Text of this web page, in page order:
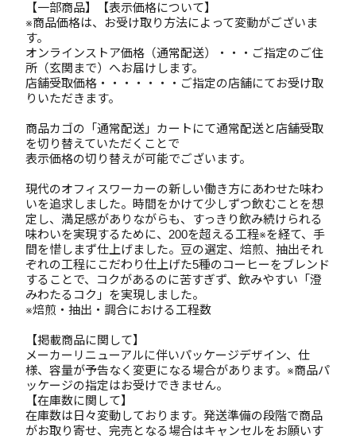
【一部商品】【表示価格について】
※商品価格は、お受け取り方法によって変動がございま
す。
オンラインストア価格（通常配送）・・・ご指定のご住
所（玄関まで）へお届けします。
店舗受取価格・・・・・・・ご指定の店舗にてお受け取
りいただきます。
商品カゴの「通常配送」カートにて通常配送と店舗受取
を切り替えていただくことで
表示価格の切り替えが可能でございます。
現代のオフィスワーカーの新しい働き方にあわせた味わ
いを追求しました。時間をかけて少しずつ飲むことを想
定し、満足感がありながらも、すっきり飲み続けられる
味わいを実現するために、200を超える工程※を経て、手
間を惜しまず仕上げました。豆の選定、焙煎、抽出それ
ぞれの工程にこだわり仕上げた5種のコーヒーをブレンド
することで、コクがあるのに苦すぎず、飲みやすい「澄
みわたるコク」を実現しました。
※焙煎・抽出・調合における工程数
【掲載商品に関して】
メーカーリニューアルに伴いパッケージデザイン、仕
様、容量が予告なく変更になる場合があります。※商品パ
ッケージの指定はお受けできません。
【在庫数に関して】
在庫数は日々変動しております。発送準備の段階で商品
がお取り寄せ、完売となる場合はキャンセルをお願いす